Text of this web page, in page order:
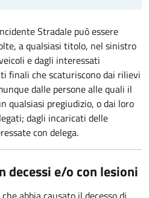
Stradale può essere
a qualsiasi titolo, nel sinistro
e dagli interessati
finali che scaturiscono dai rilievi
dalle persone alle quali il
qualsiasi pregiudizio, o dai loro
dagli incaricati delle
con delega.
decessi e/o con lesioni